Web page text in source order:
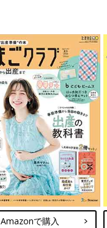
Amazonで購入